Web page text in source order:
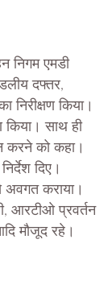
निगम एमडी
दफ्तर,
निरीक्षण किया।
किया। साथ ही
करने को कहा।
दिए।
अवगत कराया।
आरटीओ प्रवर्तन
मौजूद रहे।